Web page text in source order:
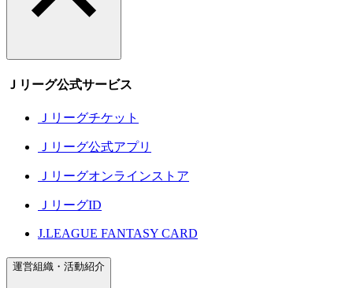
Ｊリーグ公式サービス
Ｊリーグチケット
Ｊリーグ公式アプリ
Ｊリーグオンラインストア
ＪリーグID
J.LEAGUE FANTASY CARD
運営組織・活動紹介